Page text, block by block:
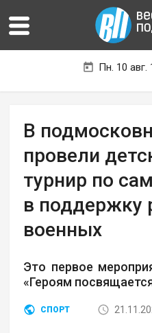
Пн. 10 авг.
В
провели
турнир по
в поддержку
военных
Это первое
«Героям
СПОРТ